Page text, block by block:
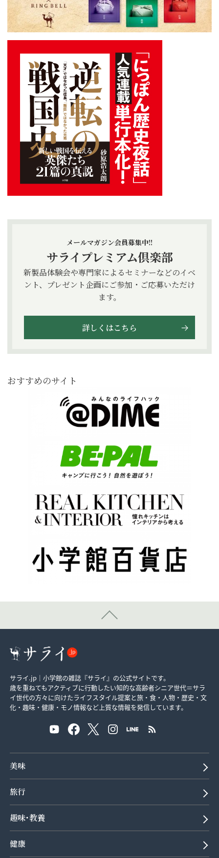
メールマガジン会員募集中!!
サライプレミアム倶楽部
新製品体験会や専門家によるセミナーなどのイベ
ント、プレゼント企画にご参加・ご応募いただけ
ます。
詳しくはこちら
おすすめのサイト
サライ.jp｜小学館の雑誌『サライ』の公式サイトです。
歳を重ねてもアクティブに行動したい知的な高齢者シニア世代＝サラ
イ世代の方々に向けたライフスタイル提案と旅・食・人物・歴史・文
化・趣味・健康・モノ情報など上質な情報を発信しています。
美味
旅行
趣味･教養
健康